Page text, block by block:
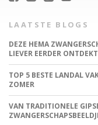
LAATSTE BLOGS
DEZE HEMA
LIEVER EERDER ONTDEKT
TOP 5 BESTE LANDAL
ZOMER
VAN TRADITIONELE